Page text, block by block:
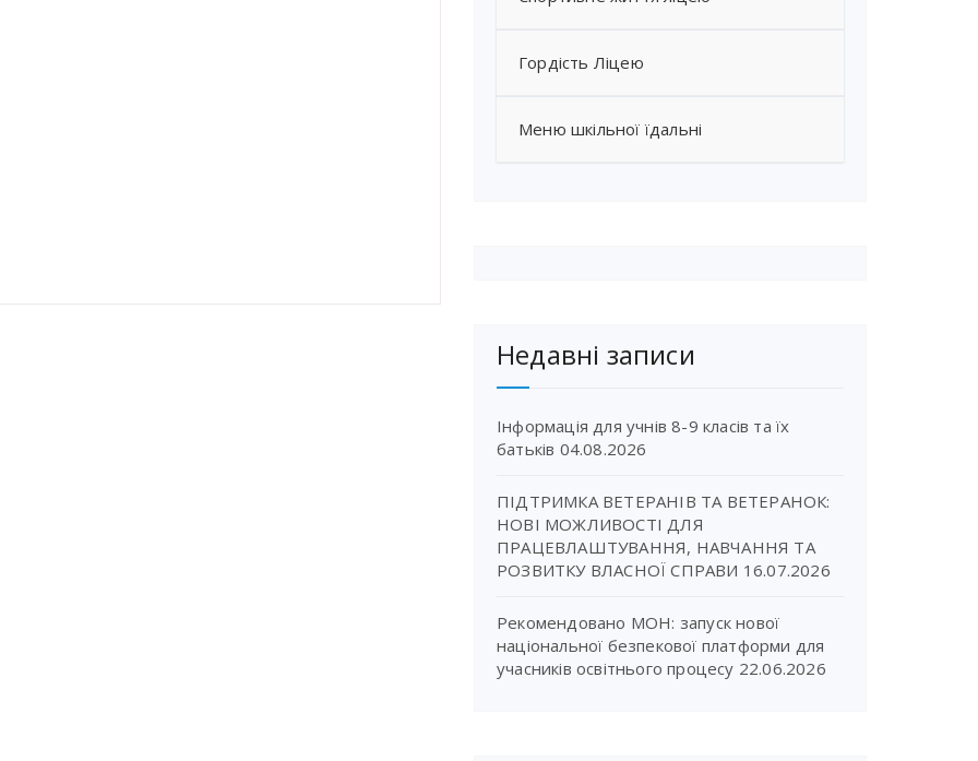
Гордість Ліцею
Меню шкільної їдальні
Недавні записи
Інформація для учнів 8-9 класів та їх
батьків 04.08.2026
ПІДТРИМКА ВЕТЕРАНІВ ТА ВЕТЕРАНОК:
НОВІ МОЖЛИВОСТІ ДЛЯ
ПРАЦЕВЛАШТУВАННЯ, НАВЧАННЯ ТА
РОЗВИТКУ ВЛАСНОЇ СПРАВИ 16.07.2026
Рекомендовано МОН: запуск нової
національної безпекової платформи для
учасників освітнього процесу 22.06.2026